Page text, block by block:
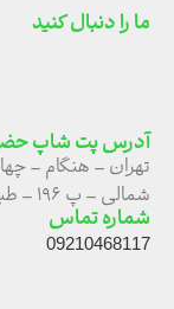
آدرس پت شاپ
تهران – هنگام –
شمالی – پ ۱۹۶ – طبقه بالای جزیره ماشین
شماره تماس
09210468117
ما را دنبال کنید